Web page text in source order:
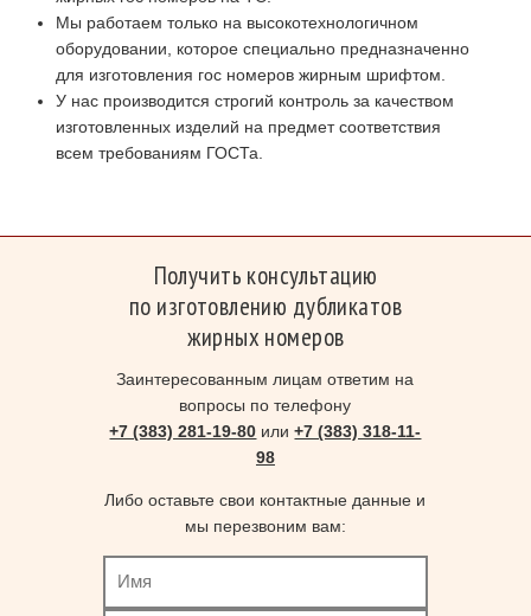
Мы работаем только на высокотехнологичном
оборудовании, которое специально предназначенно
для изготовления гос номеров жирным шрифтом.
У нас производится строгий контроль за качеством
изготовленных изделий на предмет соответствия
всем требованиям ГОСТа.
Получить консультацию
по изготовлению дубликатов
жирных номеров
Заинтересованным лицам ответим на
вопросы по телефону
+7 (383) 281-19-80 или+7 (383) 318-11-
98
Либо оставьте свои контактные данные и
мы перезвоним вам: